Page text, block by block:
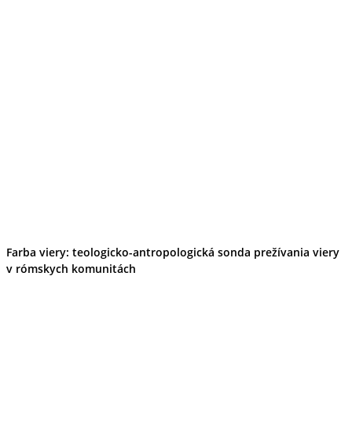
Farba viery: teologicko-antropologická sonda prežívania viery
v rómskych komunitách